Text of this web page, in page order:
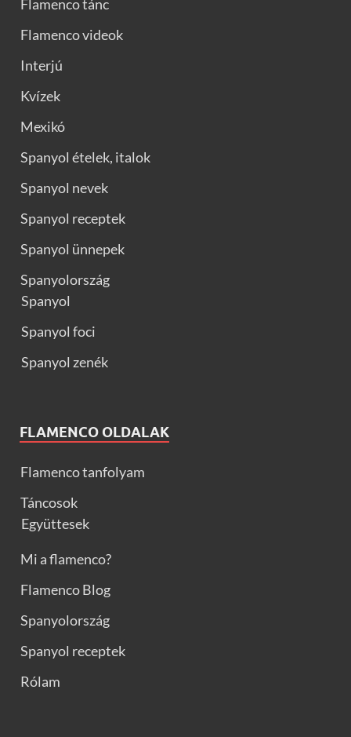
Flamenco tánc
Flamenco videok
Interjú
Kvízek
Mexikó
Spanyol ételek, italok
Spanyol nevek
Spanyol receptek
Spanyol ünnepek
Spanyolország
Spanyol
Spanyol foci
Spanyol zenék
FLAMENCO OLDALAK
Flamenco tanfolyam
Táncosok
Együttesek
Mi a flamenco?
Flamenco Blog
Spanyolország
Spanyol receptek
Rólam